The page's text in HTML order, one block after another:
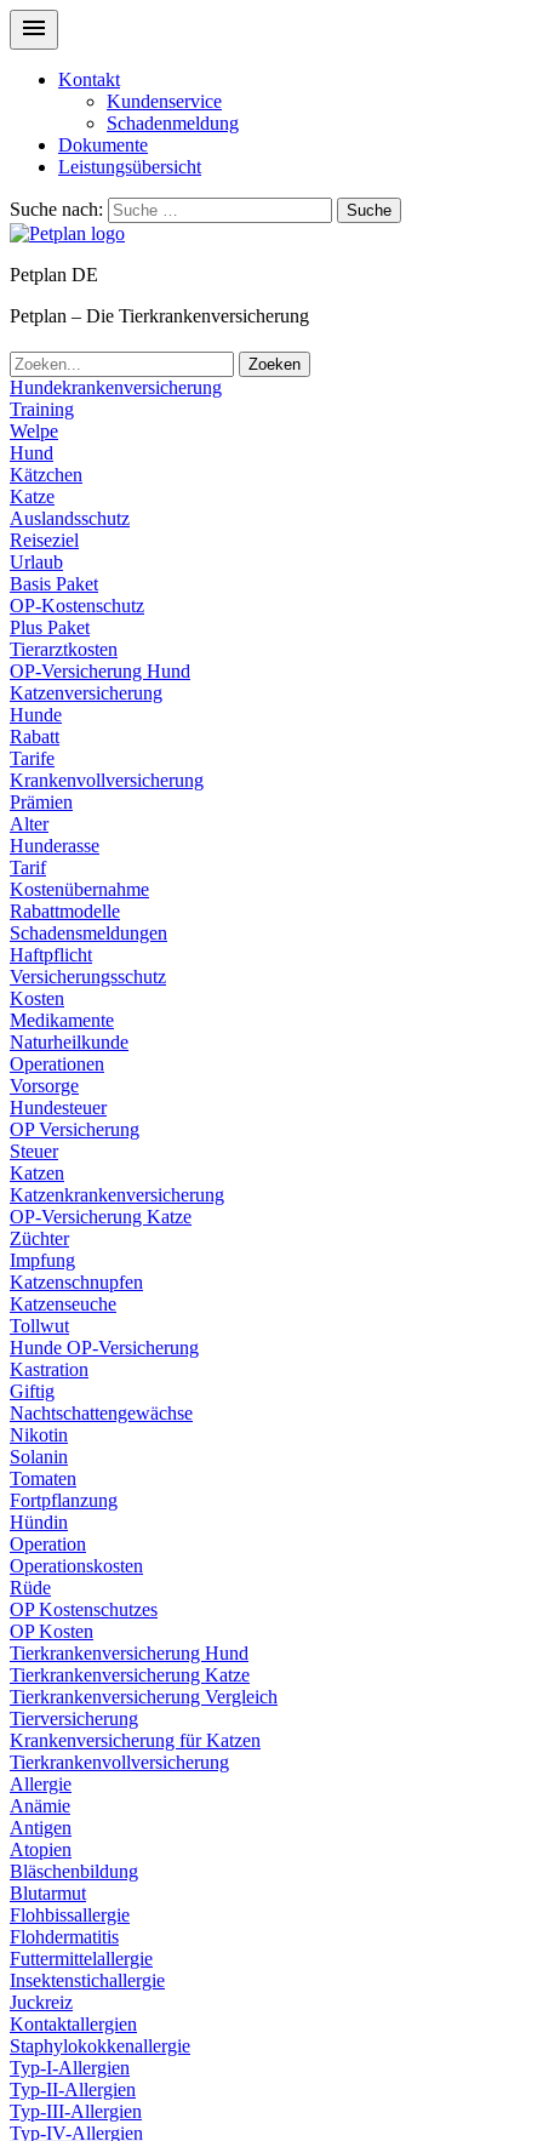
Kontakt
Kundenservice
Schadenmeldung
Dokumente
Leistungsübersicht
Suche nach: Suche
Petplan DE
Petplan – Die Tierkrankenversicherung
Zoeken
Hundekrankenversicherung
Training
Welpe
Hund
Kätzchen
Katze
Auslandsschutz
Reiseziel
Urlaub
Basis Paket
OP-Kostenschutz
Plus Paket
Tierarztkosten
OP-Versicherung Hund
Katzenversicherung
Hunde
Rabatt
Tarife
Krankenvollversicherung
Prämien
Alter
Hunderasse
Tarif
Kostenübernahme
Rabattmodelle
Schadensmeldungen
Haftpflicht
Versicherungsschutz
Kosten
Medikamente
Naturheilkunde
Operationen
Vorsorge
Hundesteuer
OP Versicherung
Steuer
Katzen
Katzenkrankenversicherung
OP-Versicherung Katze
Züchter
Impfung
Katzenschnupfen
Katzenseuche
Tollwut
Hunde OP-Versicherung
Kastration
Giftig
Nachtschattengewächse
Nikotin
Solanin
Tomaten
Fortpflanzung
Hündin
Operation
Operationskosten
Rüde
OP Kostenschutzes
OP Kosten
Tierkrankenversicherung Hund
Tierkrankenversicherung Katze
Tierkrankenversicherung Vergleich
Tierversicherung
Krankenversicherung für Katzen
Tierkrankenvollversicherung
Allergie
Anämie
Antigen
Atopien
Bläschenbildung
Blutarmut
Flohbissallergie
Flohdermatitis
Futtermittelallergie
Insektenstichallergie
Juckreiz
Kontaktallergien
Staphylokokkenallergie
Typ-I-Allergien
Typ-II-Allergien
Typ-III-Allergien
Typ-IV-Allergien